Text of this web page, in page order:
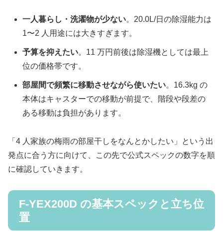
一人暮らし・洗濯物が少ない。20.0L/日の除湿能力は
1〜2 人用途には大きすぎます。
予算を抑えたい。11 万円前後は除湿機としては最上
位の価格帯です。
部屋間で頻繁に移動させながら使いたい。16.3kg の
本体はキャスターでの移動が前提で、階段や段差の
ある移動は負担があります。
「4 人家族の梅雨の部屋干しをなんとかしたい」という出
発点に合う方に向けて、この先で公式スペックの数字を順
に確認していきます。
F-YEX200D の基本スペックと立ち位
置